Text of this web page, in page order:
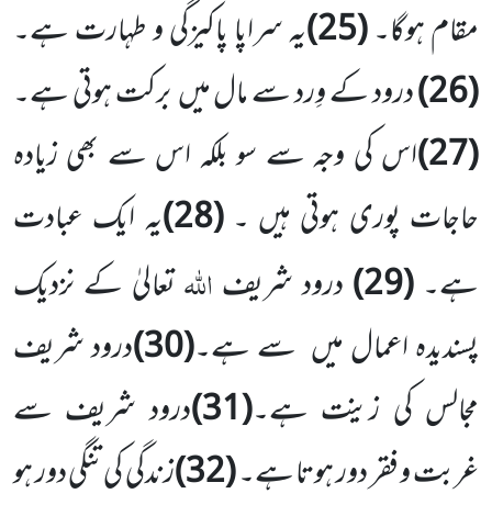
مقام ہوگا۔(25)
یہ سراپا پاکیزگی و طہارت ہے۔
(26)
درود کے وِرد سے مال میں برکت ہوتی ہے۔
(27)
اس کی وجہ سے سو بلکہ اس سے بھی زیادہ
حاجات پوری ہوتی ہیں ۔(28)
یہ ایک عبادت
ہے۔ (29) درود شریف اللہتعالیٰ کے نزدیک
پسندیدہ اعمال میں سے ہے۔(30)
درود شریف
مجالس کی زینت ہے۔(31)
درود شریف سے
غربت و فقر دور ہوتا ہے۔(32)
زندگی کی تنگی دور ہو